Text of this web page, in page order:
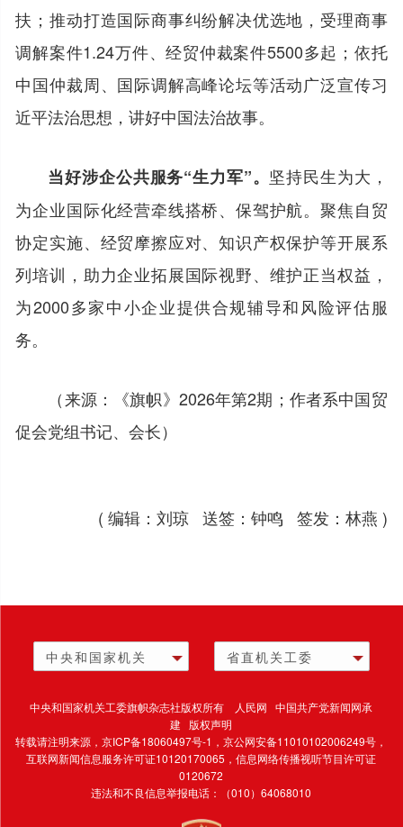
扶；推动打造国际商事纠纷解决优选地，受理商事
调解案件1.24万件、经贸仲裁案件5500多起；依托
中国仲裁周、国际调解高峰论坛等活动广泛宣传习
近平法治思想，讲好中国法治故事。
当好涉企公共服务“生力军”。 坚持民生为大，
为企业国际化经营牵线搭桥、保驾护航。聚焦自贸
协定实施、经贸摩擦应对、知识产权保护等开展系
列培训，助力企业拓展国际视野、维护正当权益，
为2000多家中小企业提供合规辅导和风险评估服
务。
（来源：《旗帜》2026年第2期；作者系中国贸
促会党组书记、会长）
( 编辑：刘琼 送签：钟鸣 签发：林燕 )
中央和国家机关 省直机关工委
中央和国家机关工委旗帜杂志社版权所有 人民网 中国共产党新闻网承
建 版权声明
转载请注明来源，京ICP备18060497号-1 ，京公网安备11010102006249号，
互联网新闻信息服务许可证10120170065，信息网络传播视听节目许可证
0120672
违法和不良信息举报电话：（010）64068010